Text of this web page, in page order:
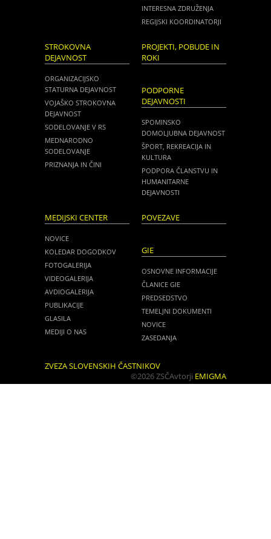
INTERESNA ZDRUŽENJA
REGIJSKI KOORDINATORJI
STROKOVNA
DEJAVNOST
ORGANIZACIJSKO
STATURNA DEJAVNOST
VOJAŠKO STROKOVNA
DEJAVNOST
SODELOVANJE V RS
MEDNARODNO
SODELOVANJE
PRIZNANJA IN ČINI
PROJEKTI, POBUDE IN
ROKI
PODPORNE
DEJAVNOSTI
SPOMINSKO
DOMOLJUBNA DEJAVNOST
ŠPORT, REKREACIJA IN
KULTURA
PODPORA ČLANSTVU IN
HUMANITARNE
DEJAVNOSTI
MEDIJSKI CENTER
NOVICE
KOLEDAR DOGODKOV
FOTOGALERIJA
VIDEOGALERIJA
AVDIOGALERIJA
PUBLIKACIJE
GLASILA
MEDIJI O NAS
POVEZAVE
GIE
OSNOVNE INFORMACIJE
ČLANICE GIE
PREDSEDSTVO
TEMELJNI DOKUMENTI
NOVICE
ZASEDANJA
ZVEZA SLOVENSKIH ČASTNIKOV
©2026 ZSČAvtorji EMIGMA